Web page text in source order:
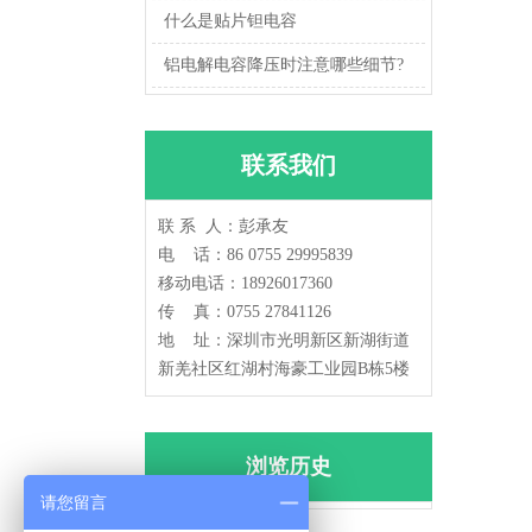
什么是贴片钽电容
铝电解电容降压时注意哪些细节?
联系我们
联 系 人：彭承友
电 话：86 0755 29995839
移动电话：18926017360
传 真：0755 27841126
地 址：深圳市光明新区新湖街道
新羌社区红湖村海豪工业园B栋5楼
浏览历史
请您留言